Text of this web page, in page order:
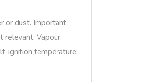
or dust. Important
relevant. Vapour
ignition temperature: